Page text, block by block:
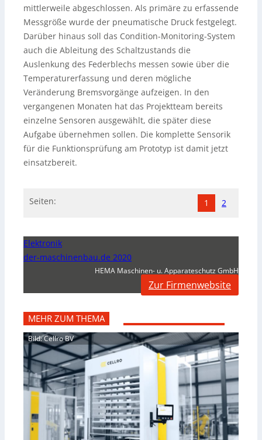
mittlerweile abgeschlossen. Als primäre zu erfassende
Messgröße wurde der pneumatische Druck festgelegt.
Darüber hinaus soll das Condition-Monitoring-System
auch die Ableitung des Schaltzustands die
Auslenkung des Federblechs messen sowie über die
Temperaturerfassung und deren mögliche
Veränderung Bremsvorgänge aufzeigen. In den
vergangenen Monaten hat das Projektteam bereits
einzelne Sensoren ausgewählt, die später diese
Aufgabe übernehmen sollen. Die komplette Sensorik
für die Funktionsprüfung am Prototyp ist damit jetzt
einsatzbereit.
Seiten: 1 2
Elektronik
der-maschinenbau.de 2020
HEMA Maschinen- u. Apparateschutz GmbH
Zur Firmenwebsite
MEHR ZUM THEMA
Bild: Cellro BV